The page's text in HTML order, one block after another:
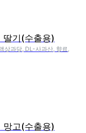
딸기(수출용)
상과당, DL-사과산, 향료,
망고(수출용)